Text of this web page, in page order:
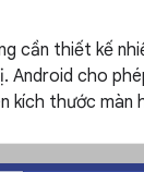
cần thiết kế
Android cho
kích thước màn